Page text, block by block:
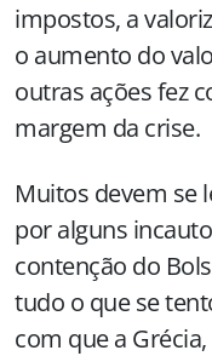
impostos, a
o aumento do
outras ações fez
margem da crise.
Muitos devem se
por alguns
contenção do
tudo o que se
com que a